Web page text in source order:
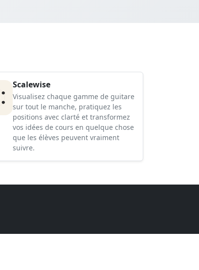
Scalewise
Visualisez chaque gamme de guitare
sur tout le manche, pratiquez les
positions avec clarté et transformez
vos idées de cours en quelque chose
que les élèves peuvent vraiment
suivre.